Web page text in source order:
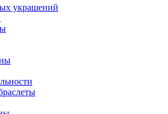
украшений